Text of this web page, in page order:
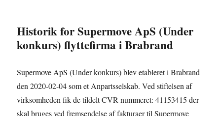
Historik for Supermove ApS (Under
konkurs) flyttefirma i Brabrand
Supermove ApS (Under konkurs) blev etableret i Brabrand
den 2020-02-04 som et Anpartsselskab. Ved stiftelsen af
virksomheden fik de tildelt CVR-nummeret: 41153415 der
skal bruges ved fremsendelse af fakturaer til Supermove